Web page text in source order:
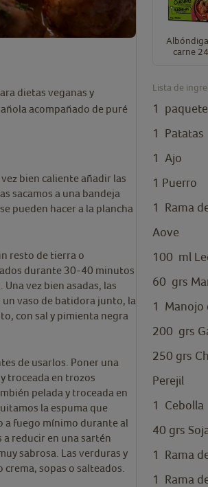
dietas veganas y
acompañado de puré
bien caliente añadir las
sacamos a una bandeja
pueden hacer a la plancha
resto de tierra o
durante 30-40 minutos
vez bien asadas, las
vaso de batidora junto, la
con sal y pimienta negra
de usarlos. Poner una
troceada en trozos
pelada y troceada en
la espuma que
a fuego mínimo durante al
a reducir en una sartén
sabrosa. Las verduras y
sopas o salteados.
carne
Lista de
1 paquete
1 Patatas
1 Ajo
1 Puerro
1 Rama
Aove
100 ml
60 grs
1 Manojo
200 grs
250 grs
Perejil
1 Cebolla
40 grs
1 Rama
1 Rama